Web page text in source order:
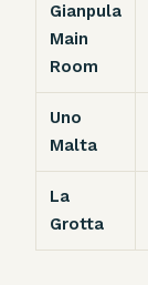
Gianpula
Main
Room
Uno
Malta
La
Grotta